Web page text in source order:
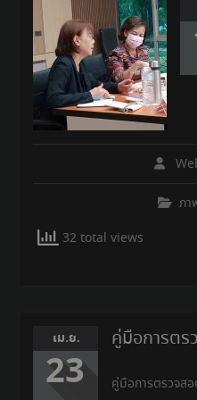
ภา
32 total views
เม.ย.
23
คู่มือการตร
คู่มือการตรวจสอ